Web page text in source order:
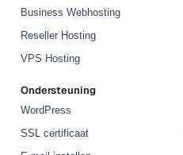
Business Webhosting
Reseller Hosting
VPS Hosting
Ondersteuning
WordPress
SSL certificaat